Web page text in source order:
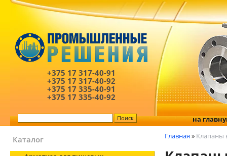
+375 17 317-40-91
+375 17 317-40-92
+375 17 335-40-91
+375 17 335-40-92
на
Каталог Главная » Клапаны